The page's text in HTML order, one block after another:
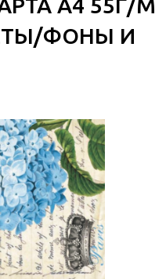
А4 55Г/М
ФОНЫ И